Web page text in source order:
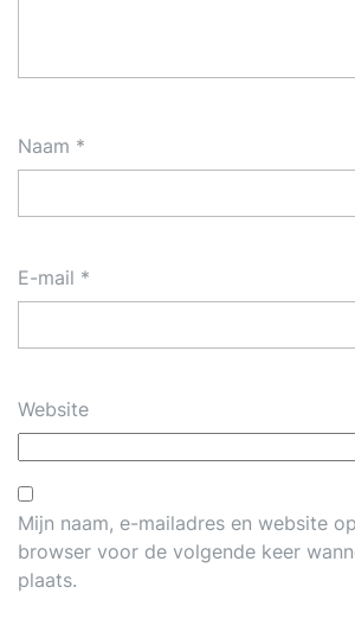
Naam *
E-mail *
Website
Mijn naam, e-mailadres en website
browser voor de volgende keer
plaats.